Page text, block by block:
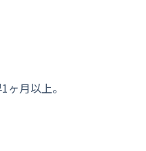
月以上。